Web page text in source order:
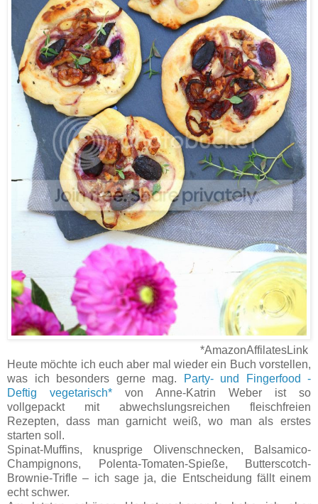
*AmazonAffilatesLink
Heute möchte ich euch aber mal wieder ein Buch vorstellen,
was ich besonders gerne mag.
Party- und Fingerfood -
Deftig vegetarisch* von Anne-Katrin Weber ist so
vollgepackt mit abwechslungsreichen fleischfreien
Rezepten, dass man garnicht weiß, wo man als erstes
starten soll.
Spinat-Muffins, knusprige Olivenschnecken, Balsamico-
Champignons, Polenta-Tomaten-Spieße, Butterscotch-
Brownie-Trifle – ich sage ja, die Entscheidung fällt einem
echt schwer.